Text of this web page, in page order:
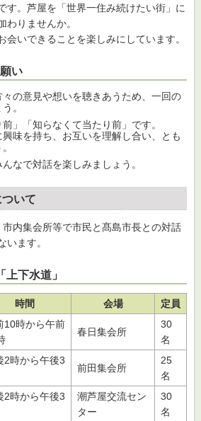
す。芦屋を「世界一住み続けたい街」に
わりませんか。
会いできることを楽しみにしています。
い
の意見や想いを聴きあうため、一回の
。
前」「知らなくて当たり前」です。
味を持ち、お互いを理解し合い、とも
なで対話を楽しみましょう。
いて
内集会所等で市民と髙島市長との対話
います。
上下水道」
時間 会場 定員
10時から午前
春日集会所
30
名
2時から午後3
前田集会所
25
名
2時から午後3
潮芦屋交流セン
ター
30
名